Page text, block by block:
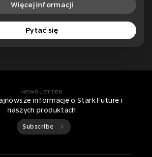
Więcej informacji
Pytać się
NEWSLETTER
informacje o Stark Future i
naszych produktach
Subscribe